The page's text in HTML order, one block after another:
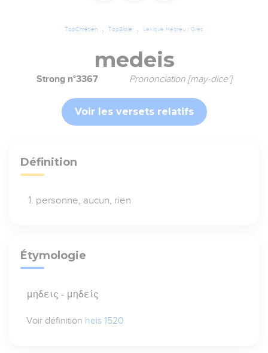
TopChrétien TopBible Lexique Hébreu / Grec
medeis
Strong n°3367 Prononciation [may-dice']
Voir les versets relatifs
Définition
personne, aucun, rien
Étymologie
μηδεις - μηδείς
Voir définition heis 1520